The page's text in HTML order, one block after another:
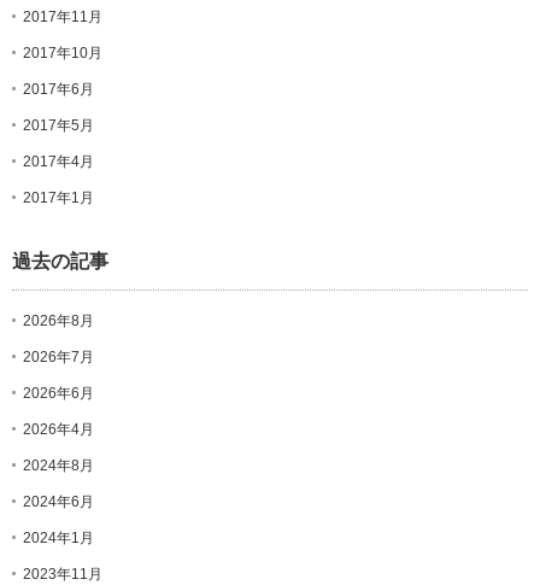
2017年11月
2017年10月
2017年6月
2017年5月
2017年4月
2017年1月
過去の記事
2026年8月
2026年7月
2026年6月
2026年4月
2024年8月
2024年6月
2024年1月
2023年11月